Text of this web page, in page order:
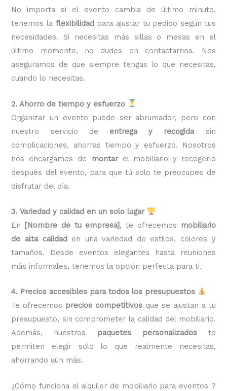
No importa si el evento cambia de último minuto,
tenemos la flexibilidadpara ajustar tu pedido según tus
necesidades. Si necesitas más sillas o mesas en el
último momento, no dudes en contactarnos. Nos
aseguramos de que siempre tengas lo que necesitas,
cuando lo necesitas.
2. Ahorro de tiempo y esfuerzo
Organizar un evento puede ser abrumador, pero con
nuestro servicio de entrega y recogidasin
complicaciones, ahorras tiempo y esfuerzo. Nosotros
nos encargamos de
montarel mobiliario y recogerlo
después del evento, para que tú solo te preocupes de
disfrutar del día.
3. Variedad y calidad en un solo lugar
En [Nombre de tu empresa], te ofrecemos
mobiliario
de alta calidaden una variedad de estilos, colores y
tamaños. Desde eventos elegantes hasta reuniones
más informales, tenemos la opción perfecta para ti.
4. Precios accesibles para todos los presupuestos
Te ofrecemos precios competitivos que se ajustan a tu
presupuesto, sin comprometer la calidad del mobiliario.
Además, nuestros
paquetes personalizadoste
permiten elegir solo lo que realmente necesitas,
ahorrando aún más.
¿Cómo funciona el alquiler de mobiliario para eventos ?